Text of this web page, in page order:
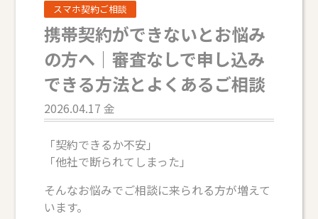
スマホ契約ご相談
携帯契約ができないとお悩み
の方へ｜審査なしで申し込み
できる方法とよくあるご相談
2026.04.17 金
「契約できるか不安」
「他社で断られてしまった」
そんなお悩みでご相談に来られる方が増えて
います。